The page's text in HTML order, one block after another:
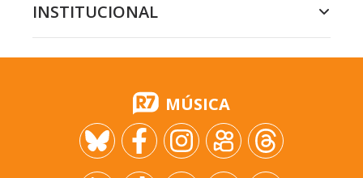
INSTITUCIONAL
MÚSICA